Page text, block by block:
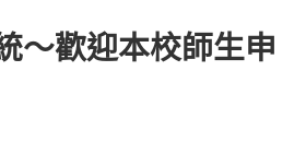
～歡迎本校師生申